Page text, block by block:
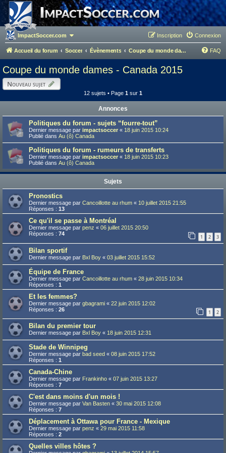
ImpactSoccer.com Connexion
Inscription
Accueil du forum Soccer Évènements Coupe du monde dames - Canada 2015 FAQ
Coupe du monde dames - Canada 2015
Nouveau sujet
12 sujets • Page 1 sur 1
Annonces
Politiques du forum - sujets “fourre-tout”
Dernier message par impactsoccer « 18 juin 2015 10:24
Publié dans Au (ô) Canada
Politiques du forum - rumeurs de transferts
Dernier message par impactsoccer « 18 juin 2015 10:23
Publié dans Au (ô) Canada
Sujets
Pronostics
Dernier message par Cancoillotte au rhum « 10 juillet 2015 21:55
Réponses : 13
Ce qu'il se passe à Montréal
Dernier message par penz « 06 juillet 2015 20:50
Réponses : 74 1 2 3
Bilan sportif
Dernier message par Bxl Boy « 03 juillet 2015 15:52
Équipe de France
Dernier message par Cancoillotte au rhum « 28 juin 2015 10:34
Réponses : 1
Et les femmes?
Dernier message par gbagrami « 22 juin 2015 12:02
Réponses : 26 1 2
Bilan du premier tour
Dernier message par Bxl Boy « 18 juin 2015 12:31
Stade de Winnipeg
Dernier message par bad seed « 08 juin 2015 17:52
Réponses : 1
Canada-Chine
Dernier message par Frankinho « 07 juin 2015 13:27
Réponses : 7
C'est dans moins d'un mois !
Dernier message par Van Basten « 30 mai 2015 12:08
Réponses : 7
Déplacement à Ottawa pour France - Mexique
Dernier message par penz « 29 mai 2015 11:58
Réponses : 2
Quelles villes hôtes ?